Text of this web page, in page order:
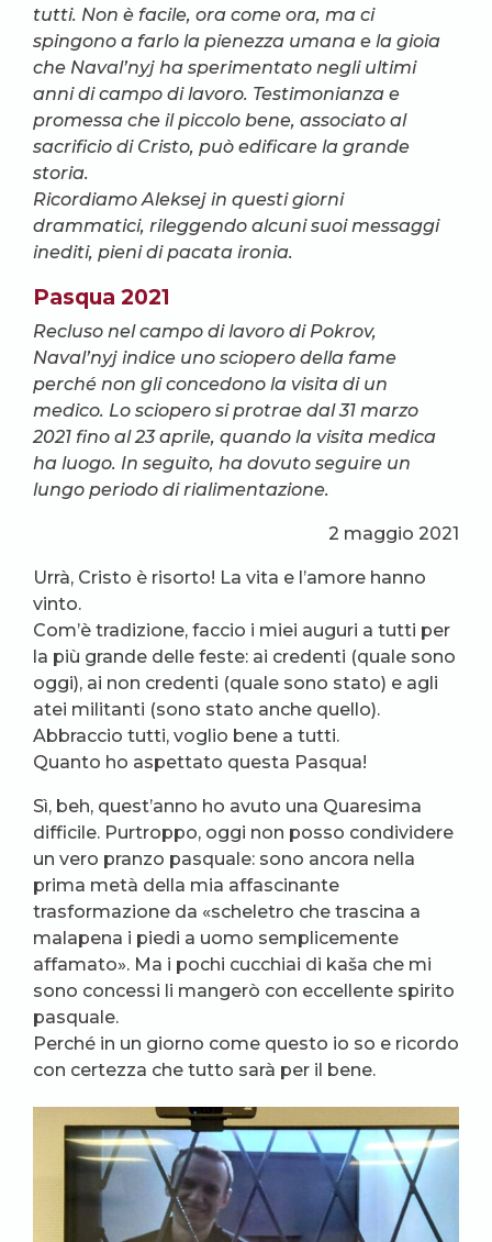
tutti. Non è facile, ora come ora, ma ci
spingono a farlo la pienezza umana e la gioia
che Naval’nyj ha sperimentato negli ultimi
anni di campo di lavoro. Testimonianza e
promessa che il piccolo bene, associato al
sacrificio di Cristo, può edificare la grande
storia.
Ricordiamo Aleksej in questi giorni
drammatici, rileggendo alcuni suoi messaggi
inediti, pieni di pacata ironia.
Pasqua 2021
Recluso nel campo di lavoro di Pokrov,
Naval’nyj indice uno sciopero della fame
perché non gli concedono la visita di un
medico. Lo sciopero si protrae dal 31 marzo
2021 fino al 23 aprile, quando la visita medica
ha luogo. In seguito, ha dovuto seguire un
lungo periodo di rialimentazione.
2 maggio 2021
Urrà, Cristo è risorto! La vita e l’amore hanno
vinto.
Com’è tradizione, faccio i miei auguri a tutti per
la più grande delle feste: ai credenti (quale sono
oggi), ai non credenti (quale sono stato) e agli
atei militanti (sono stato anche quello).
Abbraccio tutti, voglio bene a tutti.
Quanto ho aspettato questa Pasqua!
Sì, beh, quest’anno ho avuto una Quaresima
difficile. Purtroppo, oggi non posso condividere
un vero pranzo pasquale: sono ancora nella
prima metà della mia affascinante
trasformazione da «scheletro che trascina a
malapena i piedi a uomo semplicemente
affamato». Ma i pochi cucchiai di kaša che mi
sono concessi li mangerò con eccellente spirito
pasquale.
Perché in un giorno come questo io so e ricordo
con certezza che tutto sarà per il bene.